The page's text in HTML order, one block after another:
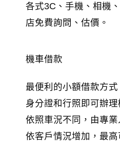
各式3C、手機、相機
店免費詢問、估價。
機車借款
最便利的小額借款方
身分證和行照即可辦
依照車況不同，由專
依客戶情況增加，最高